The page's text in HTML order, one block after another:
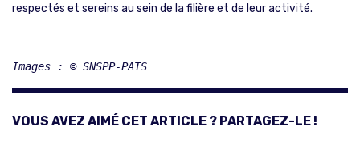
respectés et sereins au sein de la filière et de leur activité.
Images : © SNSPP-PATS
VOUS AVEZ AIMÉ CET ARTICLE ? PARTAGEZ-LE !